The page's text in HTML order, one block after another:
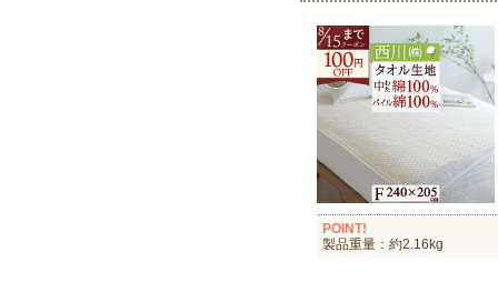
POINT!
製品重量：約2.16kg